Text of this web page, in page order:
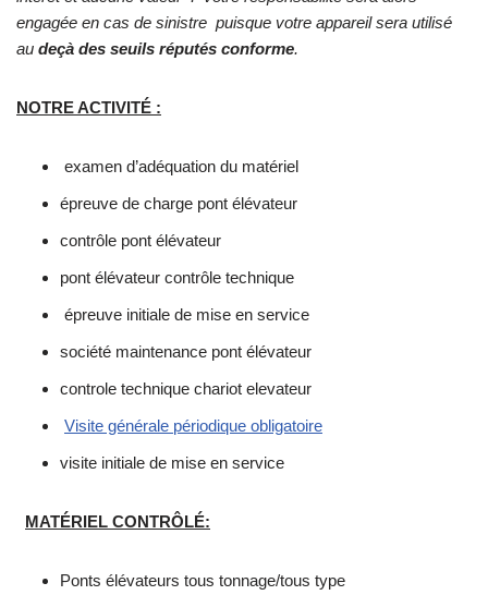
engagée en cas de sinistre puisque votre appareil sera utilisé
au deçà des seuils réputés conforme.
NOTRE ACTIVITÉ :
examen d’adéquation du matériel
épreuve de charge pont élévateur
contrôle pont élévateur
pont élévateur contrôle technique
épreuve initiale de mise en service
société maintenance pont élévateur
controle technique chariot elevateur
Visite générale périodique obligatoire
visite initiale de mise en service
MATÉRIEL CONTRÔLÉ:
Ponts élévateurs tous tonnage/tous type